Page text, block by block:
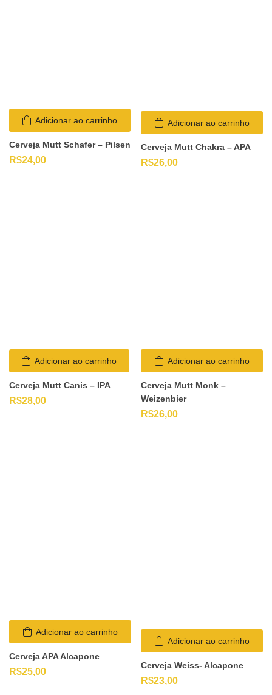
Adicionar ao carrinho
Cerveja Mutt Schafer – Pilsen
R$24,00
Adicionar ao carrinho
Cerveja Mutt Chakra – APA
R$26,00
Adicionar ao carrinho
Cerveja Mutt Canis – IPA
R$28,00
Adicionar ao carrinho
Cerveja Mutt Monk –
Weizenbier
R$26,00
Adicionar ao carrinho
Cerveja APA Alcapone
R$25,00
Adicionar ao carrinho
Cerveja Weiss- Alcapone
R$23,00